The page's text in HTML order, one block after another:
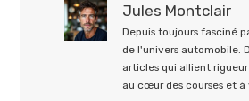
Jules Montclair
Depuis toujours fasciné
de l'univers automobile.
articles qui allient
au cœur des courses et